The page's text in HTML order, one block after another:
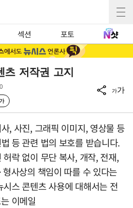
섹션 포토
츠 저작권 고지
가가
, 사진, 그래픽 이미지, 영상물 등
등 관련 법의 보호를 받습니다.
락 없이 무단 복사, 개작, 전재,
사상의 책임이 따를 수 있다는
스 콘텐츠 사용에 대해서는 전
이메일